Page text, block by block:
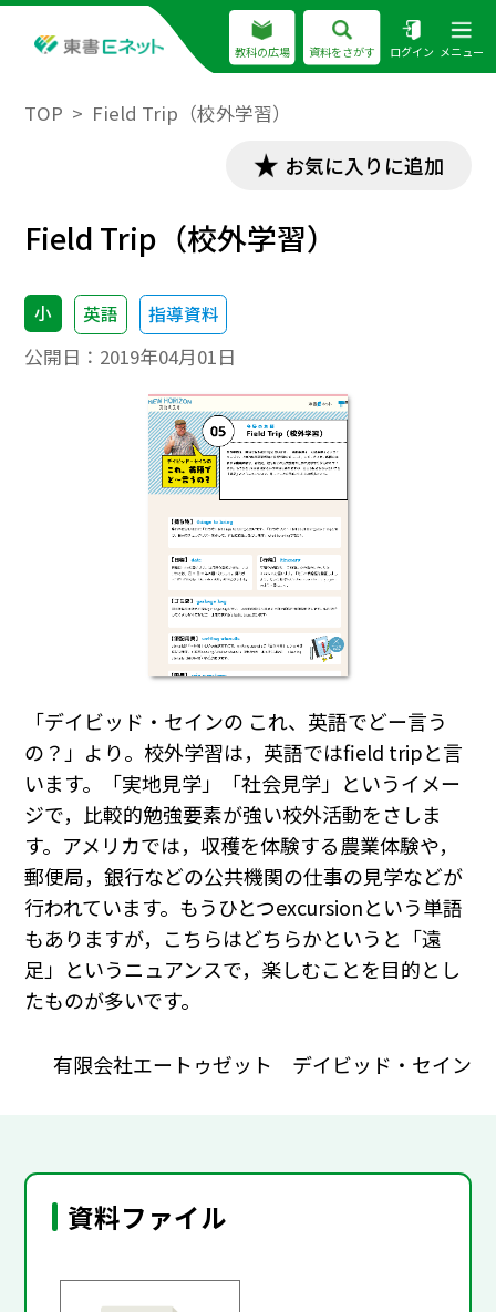
教科の広場 資料をさがす ログイン メニュー
TOP Field Trip（校外学習）
お気に入りに追加
Field Trip（校外学習）
小 英語 指導資料
公開日： 2019年04月01日
「デイビッド・セインの これ、英語でどー言う
の？」より。校外学習は，英語ではfield tripと言
います。「実地見学」「社会見学」というイメー
ジで，比較的勉強要素が強い校外活動をさしま
す。アメリカでは，収穫を体験する農業体験や，
郵便局，銀行などの公共機関の仕事の見学などが
行われています。もうひとつexcursionという単語
もありますが，こちらはどちらかというと「遠
足」というニュアンスで，楽しむことを目的とし
たものが多いです。
有限会社エートゥゼット デイビッド・セイン
資料ファイル